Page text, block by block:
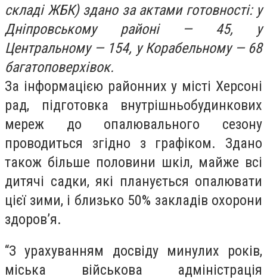
складі ЖБК) здано за актами готовності: у
Дніпровському районі — 45, у
Центральному — 154, у Корабельному — 68
багатоповерхівок.
За інформацією районних у місті Херсоні
рад, підготовка внутрішньобудинкових
мереж до опалювального сезону
проводиться згідно з графіком. Здано
також більше половини шкіл, майже всі
дитячі садки, які планується опалювати
цієї зими, і близько 50% закладів охорони
здоров’я.
“З урахуванням досвіду минулих років,
міська військова адміністрація